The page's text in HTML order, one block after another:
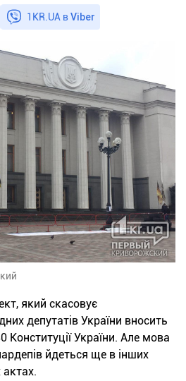
1KR.UA вViber
який скасовує
депутатів України вносить
Конституції України. Але мова
йдеться ще в інших